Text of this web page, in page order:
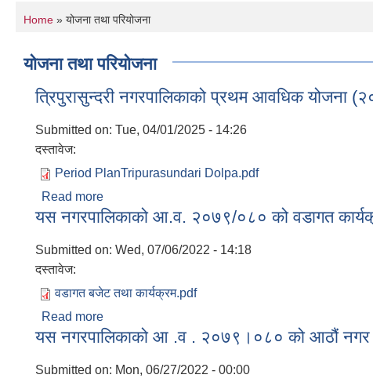
You are here
Home » योजना तथा परियोजना
योजना तथा परियोजना
त्रिपुरासुन्दरी नगरपालिकाको प्रथम आवधिक
Submitted on: Tue, 04/01/2025 - 14:26
दस्तावेज:
Period PlanTripurasundari Dolpa.pdf
Read more
यस नगरपालिकाको आ.व. २०७९/०८० को वडागत
Submitted on: Wed, 07/06/2022 - 14:18
दस्तावेज:
वडागत बजेट तथा कार्यक्रम.pdf
Read more
यस नगरपालिकाको आ‍ .व . २०७९।०८० को आठौं नगर
Submitted on: Mon, 06/27/2022 - 00:00